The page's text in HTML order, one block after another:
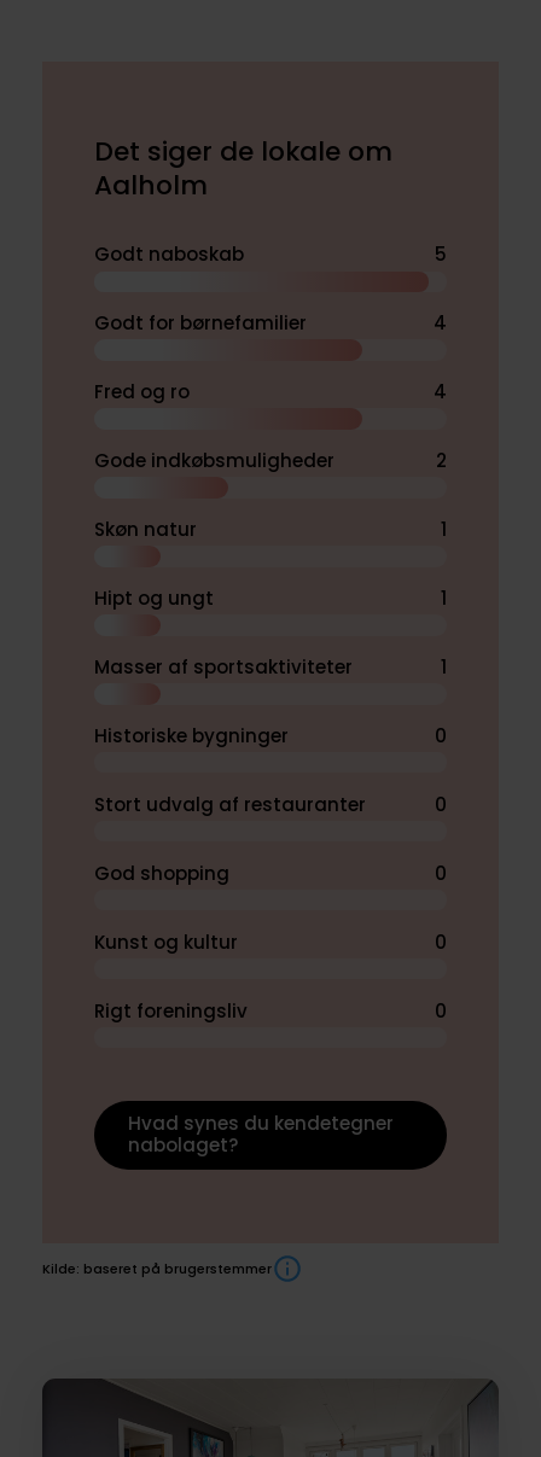
Det siger de lokale om
Aalholm
Godt naboskab 5
Godt for børnefamilier 4
Fred og ro 4
Gode indkøbsmuligheder 2
Skøn natur 1
Hipt og ungt 1
Masser af sportsaktiviteter 1
Historiske bygninger 0
Stort udvalg af restauranter 0
God shopping 0
Kunst og kultur 0
Rigt foreningsliv 0
Hvad synes du kendetegner
nabolaget?
Kilde: baseret på brugerstemmer
Boliger